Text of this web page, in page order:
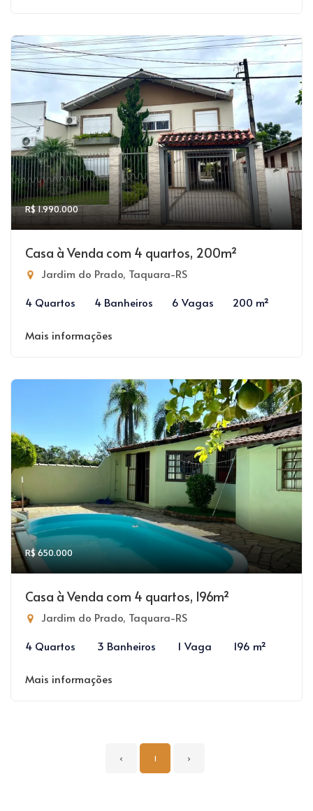
R$ 1.990.000
Casa à Venda com 4 quartos, 200m²
Jardim do Prado, Taquara-RS
4 Quartos
4 Banheiros 6 Vagas 200 m²
Mais informações
R$ 650.000
Casa à Venda com 4 quartos, 196m²
Jardim do Prado, Taquara-RS
4 Quartos
3 Banheiros 1 Vaga 196 m²
Mais informações
‹ 1 ›